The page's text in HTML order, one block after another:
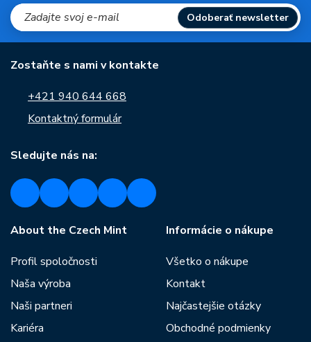
Odoberať newsletter
Zostaňte s nami v kontakte
+421 940 644 668
Kontaktný formulár
Sledujte nás na:
About the Czech Mint
Profil spoločnosti
Naša výroba
Naši partneri
Kariéra
Informácie o nákupe
Všetko o nákupe
Kontakt
Najčastejšie otázky
Obchodné podmienky